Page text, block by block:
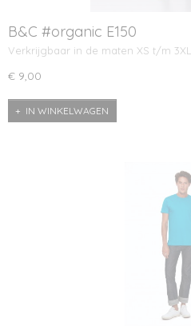
B&C #organic E150
Verkrijgbaar in de maten XS t/m
€ 9,00
IN WINKELWAGEN